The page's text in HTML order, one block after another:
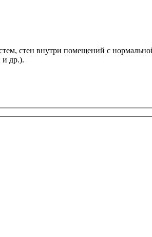
стен внутри помещений с
и др.).